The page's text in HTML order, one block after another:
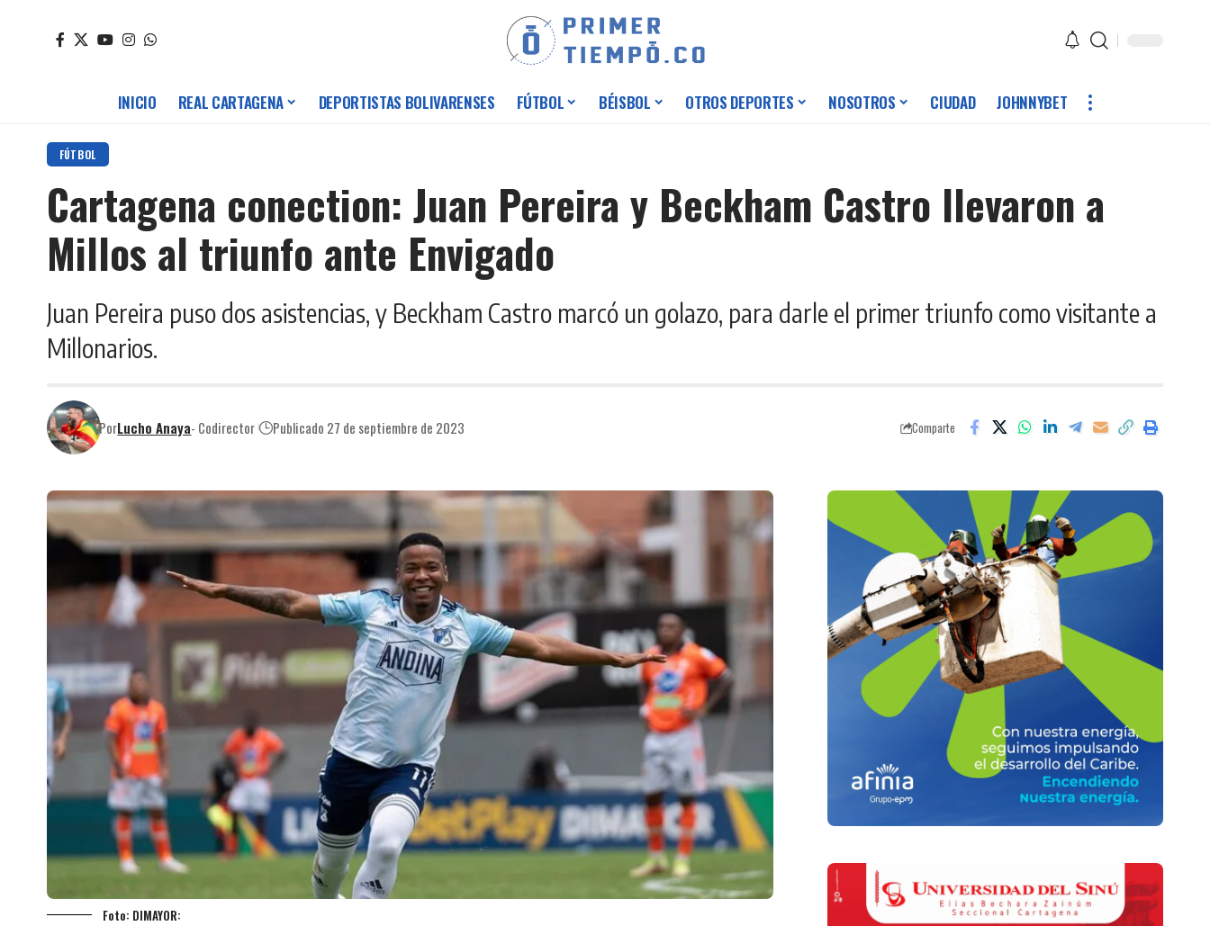
INICIO REAL CARTAGENA DEPORTISTAS BOLIVARENSES FÚTBOL BÉISBOL OTROS DEPORTES NOSOTROS CIUDAD JOHNNYBET
FÚTBOL
Cartagena conection: Juan Pereira y Beckham Castro llevaron a
Millos al triunfo ante Envigado
Juan Pereira puso dos asistencias, y Beckham Castro marcó un golazo, para darle el primer triunfo como visitante a
Millonarios.
PorLucho Anaya- Codirector Publicado 27 de septiembre de 2023 Comparte
Foto: DIMAYOR: